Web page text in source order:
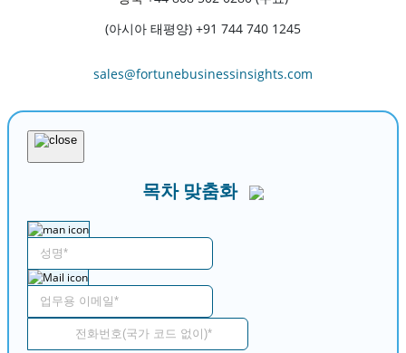
(아시아 태평양) +91 744 740 1245
sales@fortunebusinessinsights.com
목차 맞춤화